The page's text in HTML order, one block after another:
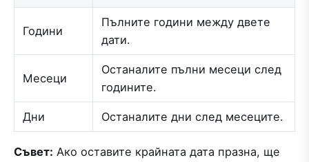
Години
Пълните години между двете
дати.
Месеци
Останалите пълни месеци след
годините.
Дни Останалите дни след месеците.
Съвет: Ако оставите крайната дата празна, ще